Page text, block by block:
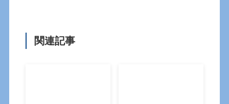
関連記事